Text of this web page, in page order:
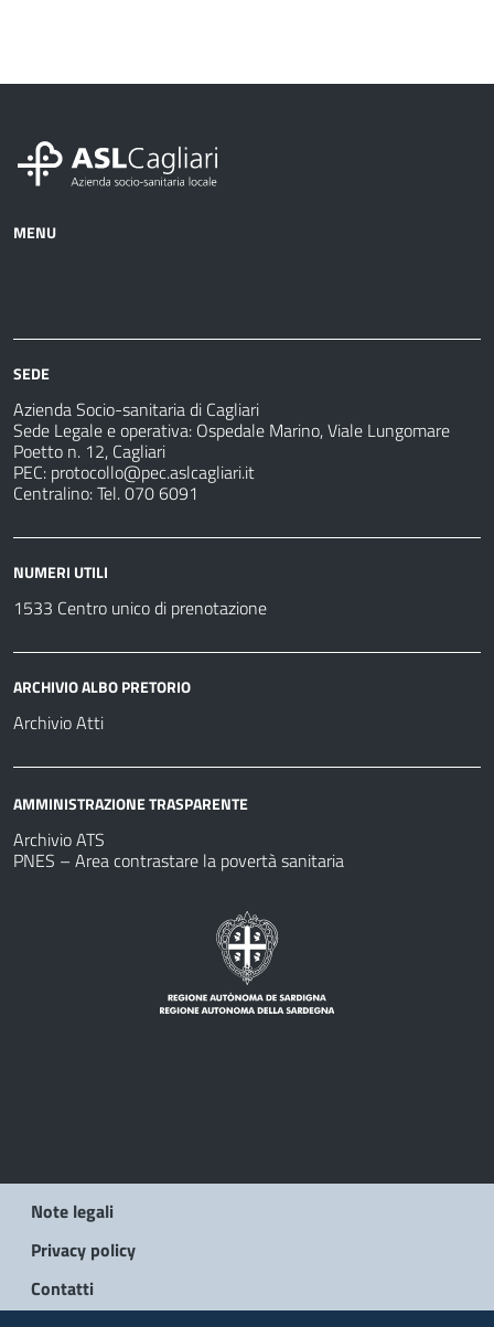
MENU
sanitarie
fare
SEDE
Azienda Socio-sanitaria di Cagliari
Sede Legale e operativa: Ospedale Marino, Viale Lungomare
Poetto n. 12, Cagliari
PEC: protocollo@pec.aslcagliari.it
Centralino: Tel. 070 6091
NUMERI UTILI
1533 Centro unico di prenotazione
ARCHIVIO ALBO PRETORIO
Archivio Atti
AMMINISTRAZIONE TRASPARENTE
Archivio ATS
PNES – Area contrastare la povertà sanitaria
Note legali
Privacy policy
Contatti